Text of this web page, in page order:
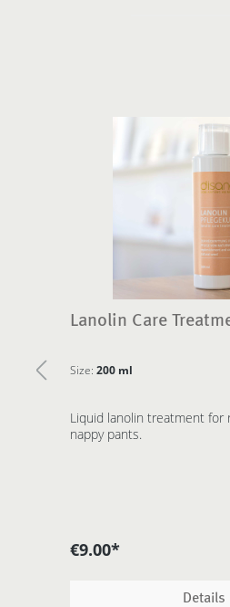
Lanolin Care
Size: 200 ml
Liquid lanolin treatment for
nappy pants.
€9.00*
Details